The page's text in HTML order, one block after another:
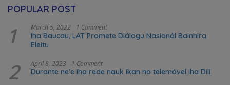
POPULAR POST
1 March 5, 2022 1 Comment
Iha Baucau, LAT Promete Diálogu Nasionál Bainhira
Eleitu
2 April 8, 2023 1 Comment
Durante ne’e iha rede nauk ikan no telemóvel iha Dili